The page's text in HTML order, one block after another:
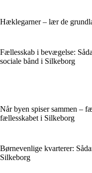
Hæklegarner – lær de
Fællesskab i bevægelse:
sociale bånd i Silkeborg
Når byen spiser sammen –
fællesskabet i Silkeborg
Børnevenlige kvarterer:
Silkeborg